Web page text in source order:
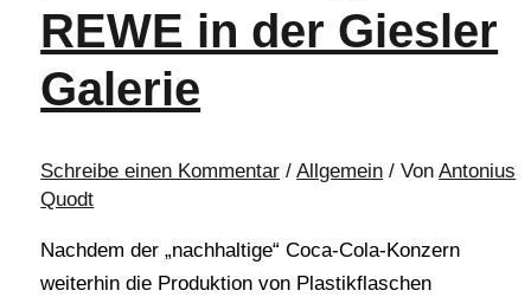
REWE in der Giesler
Galerie
Schreibe einen Kommentar /Allgemein / VonAntonius
Quodt
Nachdem der „nachhaltige“ Coca-Cola-Konzern
weiterhin die Produktion von Plastikflaschen